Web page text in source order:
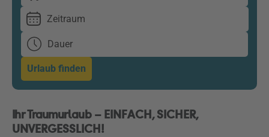
Zeitraum
Dauer
Urlaub finden
Ihr Traumurlaub – EINFACH, SICHER,
UNVERGESSLICH!